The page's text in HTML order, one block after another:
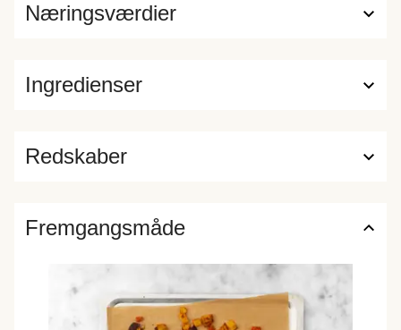
Ingredienser
Næringsværdier
Redskaber
Fremgangsmåde